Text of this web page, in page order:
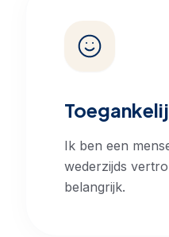
Ik ben een
wederzijds
belangrijk.